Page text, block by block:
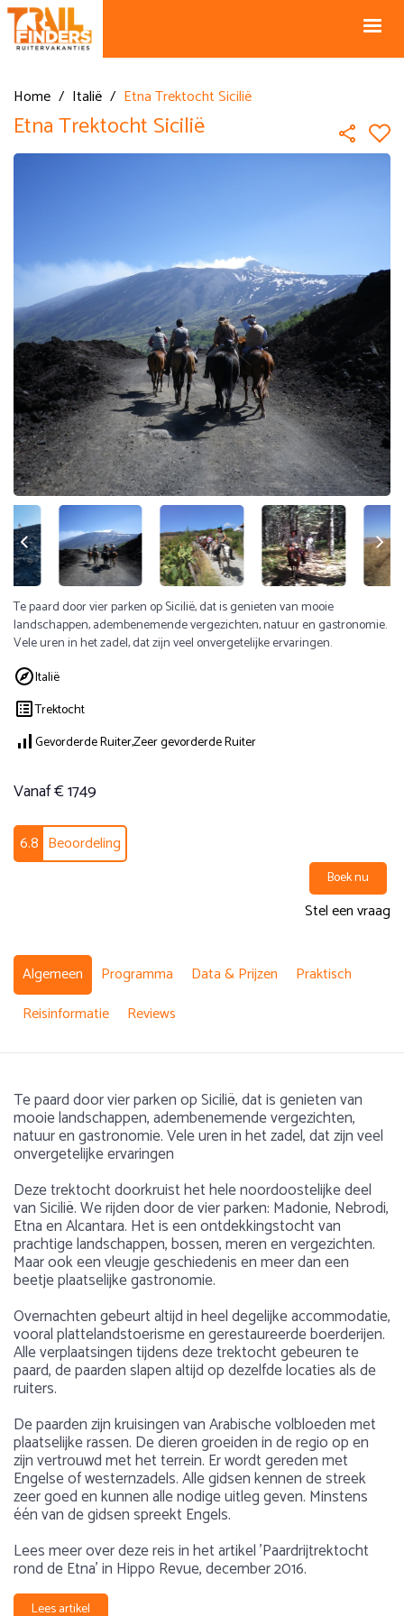
Home / Italië / Etna Trektocht Sicilië
Etna Trektocht Sicilië
Te paard door vier parken op Sicilië, dat is genieten van mooie
landschappen, adembenemende vergezichten, natuur en gastronomie.
Vele uren in het zadel, dat zijn veel onvergetelijke ervaringen.
Italië
Trektocht
Gevorderde Ruiter,Zeer gevorderde Ruiter
Vanaf € 1749
6.8 Beoordeling
Boek nu
Stel een vraag
Algemeen Programma Data & Prijzen
Praktisch
Reisinformatie
Reviews
Te paard door vier parken op Sicilië, dat is genieten van
mooie landschappen, adembenemende vergezichten,
natuur en gastronomie. Vele uren in het zadel, dat zijn veel
onvergetelijke ervaringen
Deze trektocht doorkruist het hele noordoostelijke deel
van Sicilië. We rijden door de vier parken: Madonie, Nebrodi,
Etna en Alcantara. Het is een ontdekkingstocht van
prachtige landschappen, bossen, meren en vergezichten.
Maar ook een vleugje geschiedenis en meer dan een
beetje plaatselijke gastronomie.
Overnachten gebeurt altijd in heel degelijke accommodatie,
vooral plattelandstoerisme en gerestaureerde boerderijen.
Alle verplaatsingen tijdens deze trektocht gebeuren te
paard, de paarden slapen altijd op dezelfde locaties als de
ruiters.
De paarden zijn kruisingen van Arabische volbloeden met
plaatselijke rassen. De dieren groeiden in de regio op en
zijn vertrouwd met het terrein. Er wordt gereden met
Engelse of westernzadels. Alle gidsen kennen de streek
zeer goed en kunnen alle nodige uitleg geven. Minstens
één van de gidsen spreekt Engels.
Lees meer over deze reis in het artikel 'Paardrijtrektocht
rond de Etna' in Hippo Revue, december 2016.
Lees artikel